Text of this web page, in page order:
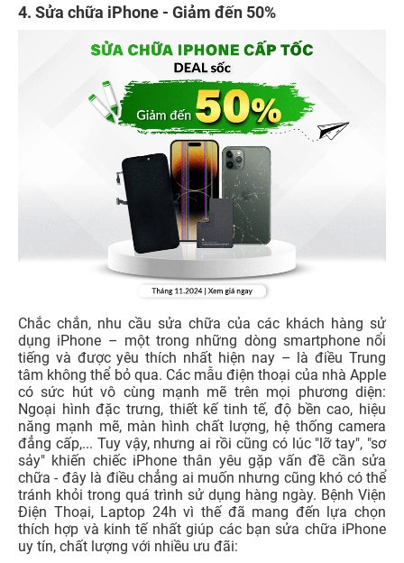
4. Sửa chữa iPhone - Giảm đến 50%
Chắc chắn, nhu cầu sửa chữa của các khách hàng sử
dụng iPhone – một trong những dòng smartphone nổi
tiếng và được yêu thích nhất hiện nay – là điều Trung
tâm không thể bỏ qua. Các mẫu điện thoại của nhà Apple
có sức hút vô cùng mạnh mẽ trên mọi phương diện:
Ngoại hình đặc trưng, thiết kế tinh tế, độ bền cao, hiệu
năng mạnh mẽ, màn hình chất lượng, hệ thống camera
đẳng cấp,... Tuy vậy, nhưng ai rồi cũng có lúc "lỡ tay", "sơ
sảy" khiến chiếc iPhone thân yêu gặp vấn đề cần sửa
chữa - đây là điều chẳng ai muốn nhưng cũng khó có thể
tránh khỏi trong quá trình sử dụng hàng ngày. Bệnh Viện
Điện Thoại, Laptop 24h vì thế đã mang đến lựa chọn
thích hợp và kinh tế nhất giúp các bạn sửa chữa iPhone
uy tín, chất lượng với nhiều ưu đãi: